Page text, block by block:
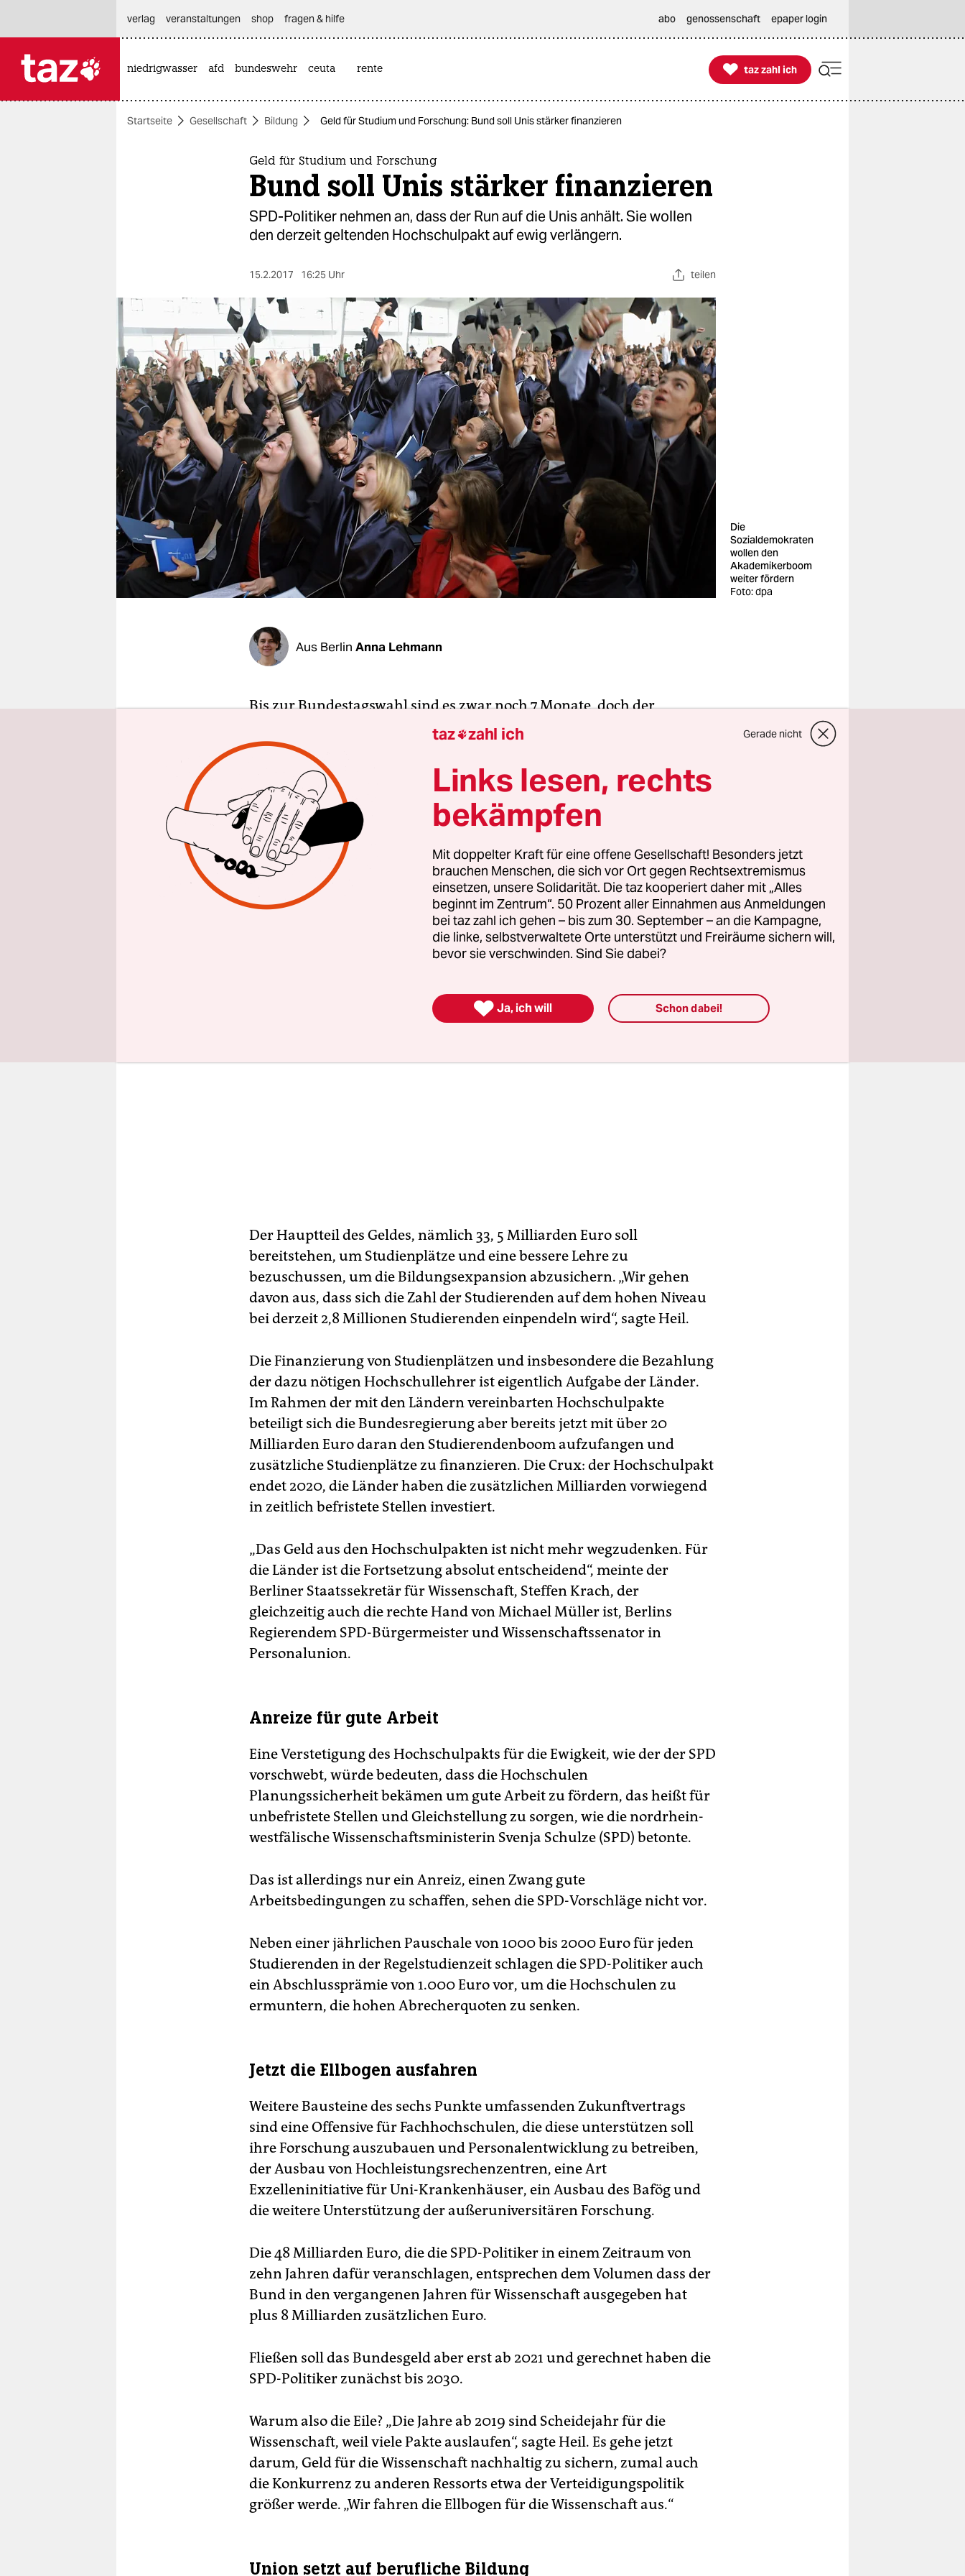
themen
berlin
nord
wahrheit
verlag
verlag
veranstaltungen
shop
fragen & hilfe
unterstützen
verlag
veranstaltungen shop fragen & hilfe abo genossenschaft epaper login
niedrigwasser afd bundeswehr ceuta rente 
taz zahl ich
taz zahl ich
Startseite Gesellschaft Bildung Geld für Studium und Forschung: Bund soll Unis stärker finanzieren
Geld für Studium und Forschung
Bund soll Unis stärker finanzieren
SPD-Politiker nehmen an, dass der Run auf die Unis anhält. Sie wollen
den derzeit geltenden Hochschulpakt auf ewig verlängern.
15.2.2017 16:25 Uhr teilen
Die
Sozialdemokraten
wollen den
Akademikerboom
weiter fördern
Foto: dpa
Aus Berlin Anna Lehmann
Bis zur Bundestagswahl sind es zwar noch 7 Monate, doch der
Wahlkampf läuft bereits. Für den Fall, dass der Höhenflug des
designierten SPD-Kanzlerkandidaten und Vorsitzenden Martin Schulz
mit einer Punktlandung im Kanzleramt endet, haben SPD-
Fraktionsvize Hubertus Heil und die Wissenschaftsminister von
Nordrhein-Westfalen, Berlin und Bremen am Dienstag einen 48-
Milliarden-Euro-Plan für eine nachhaltige Finanzierung von
Wissenschaft und Forschung vorgestellt.
Die im Jahr 2015 beschlossene Öffnung des Grundgesetzes, gebe die
Möglichkeit jetzt ins Herzstück des Wissenschaftssystems, nämlich in
die Grundfinanzierung der Hochschulen einzusteigen, so Heil.
Der Hauptteil des Geldes, nämlich 33, 5 Milliarden Euro soll
bereitstehen, um Studienplätze und eine bessere Lehre zu
bezuschussen, um die Bildungsexpansion abzusichern. „Wir gehen
davon aus, dass sich die Zahl der Studierenden auf dem hohen Niveau
bei derzeit 2,8 Millionen Studierenden einpendeln wird“, sagte Heil.
Die Finanzierung von Studienplätzen und insbesondere die Bezahlung
der dazu nötigen Hochschullehrer ist eigentlich Aufgabe der Länder.
Im Rahmen der mit den Ländern vereinbarten Hochschulpakte
beteiligt sich die Bundesregierung aber bereits jetzt mit über 20
Milliarden Euro daran den Studierendenboom aufzufangen und
zusätzliche Studienplätze zu finanzieren. Die Crux: der Hochschulpakt
endet 2020, die Länder haben die zusätzlichen Milliarden vorwiegend
in zeitlich befristete Stellen investiert.
„Das Geld aus den Hochschulpakten ist nicht mehr wegzudenken. Für
die Länder ist die Fortsetzung absolut entscheidend“, meinte der
Berliner Staatssekretär für Wissenschaft, Steffen Krach, der
gleichzeitig auch die rechte Hand von Michael Müller ist, Berlins
Regierendem SPD-Bürgermeister und Wissenschaftssenator in
Personalunion.
Anreize für gute Arbeit
Eine Verstetigung des Hochschulpakts für die Ewigkeit, wie der der SPD
vorschwebt, würde bedeuten, dass die Hochschulen
Planungssicherheit bekämen um gute Arbeit zu fördern, das heißt für
unbefristete Stellen und Gleichstellung zu sorgen, wie die nordrhein-
westfälische Wissenschaftsministerin Svenja Schulze (SPD) betonte.
Das ist allerdings nur ein Anreiz, einen Zwang gute
Arbeitsbedingungen zu schaffen, sehen die SPD-Vorschläge nicht vor.
Neben einer jährlichen Pauschale von 1000 bis 2000 Euro für jeden
Studierenden in der Regelstudienzeit schlagen die SPD-Politiker auch
ein Abschlussprämie von 1.000 Euro vor, um die Hochschulen zu
ermuntern, die hohen Abrecherquoten zu senken.
Jetzt die Ellbogen ausfahren
Weitere Bausteine des sechs Punkte umfassenden Zukunftvertrags
sind eine Offensive für Fachhochschulen, die diese unterstützen soll
ihre Forschung auszubauen und Personalentwicklung zu betreiben,
der Ausbau von Hochleistungsrechenzentren, eine Art
Exzelleninitiative für Uni-Krankenhäuser, ein Ausbau des Bafög und
die weitere Unterstützung der außeruniversitären Forschung.
Die 48 Milliarden Euro, die die SPD-Politiker in einem Zeitraum von
zehn Jahren dafür veranschlagen, entsprechen dem Volumen dass der
Bund in den vergangenen Jahren für Wissenschaft ausgegeben hat
plus 8 Milliarden zusätzlichen Euro.
Fließen soll das Bundesgeld aber erst ab 2021 und gerechnet haben die
SPD-Politiker zunächst bis 2030.
Warum also die Eile? „Die Jahre ab 2019 sind Scheidejahr für die
Wissenschaft, weil viele Pakte auslaufen“, sagte Heil. Es gehe jetzt
darum, Geld für die Wissenschaft nachhaltig zu sichern, zumal auch
die Konkurrenz zu anderen Ressorts etwa der Verteidigungspolitik
größer werde. „Wir fahren die Ellbogen für die Wissenschaft aus.“
Union setzt auf berufliche Bildung
taz zahl ich Gerade nicht
Links lesen, rechts
bekämpfen
Mit doppelter Kraft für eine offene Gesellschaft! Besonders jetzt
brauchen Menschen, die sich vor Ort gegen Rechtsextremismus
einsetzen, unsere Solidarität. Die taz kooperiert daher mit „Alles
beginnt im Zentrum“. 50 Prozent aller Einnahmen aus Anmeldungen
bei taz zahl ich gehen – bis zum 30. September – an die Kampagne,
die linke, selbstverwaltete Orte unterstützt und Freiräume sichern will,
bevor sie verschwinden. Sind Sie dabei?
 Ja, ich will Schon dabei!